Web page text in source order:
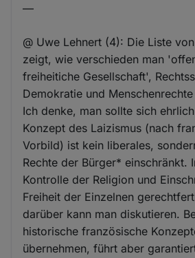
—
@ Uwe Lehnert (4): Die Liste
zeigt, wie verschieden man
freiheitiche Gesellschaft',
Demokratie und
Ich denke, man sollte sich
Konzept des Laizismus (nach
Vorbild) ist kein liberales,
Rechte der Bürger* einschränkt.
Kontrolle der Religion und
Freiheit der Einzelnen
darüber kann man diskutieren.
historische französische
übernehmen, führt aber